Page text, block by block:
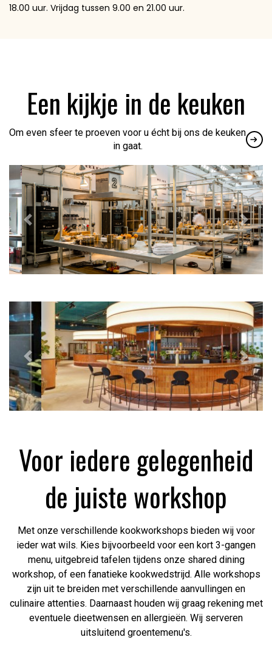
18.00 uur. Vrijdag tussen 9.00 en 21.00 uur.
Een kijkje in de keuken
Om even sfeer te proeven voor u écht bij ons de keuken
in gaat.
Previous Next
Previous Next
Voor iedere gelegenheid
de juiste workshop
Met onze verschillende kookworkshops bieden wij voor
ieder wat wils. Kies bijvoorbeeld voor een kort 3-gangen
menu, uitgebreid tafelen tijdens onze shared dining
workshop, of een fanatieke kookwedstrijd. Alle workshops
zijn uit te breiden met verschillende aanvullingen en
culinaire attenties. Daarnaast houden wij graag rekening met
eventuele dieetwensen en allergieën. Wij serveren
uitsluitend groentemenu's.